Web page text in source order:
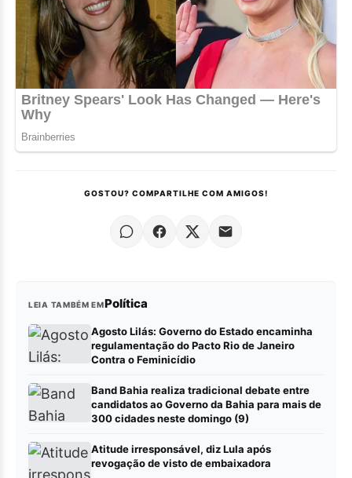
GOSTOU? COMPARTILHE COM AMIGOS!
LEIA TAMBÉM EMPolítica
Agosto Lilás: Governo do Estado encaminha
regulamentação do Pacto Rio de Janeiro
Contra o Feminicídio
Band Bahia realiza tradicional debate entre
candidatos ao Governo da Bahia para mais de
300 cidades neste domingo (9)
Atitude irresponsável, diz Lula após
revogação de visto de embaixadora